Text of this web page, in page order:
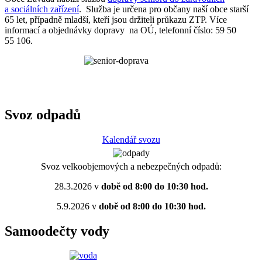
a sociálních zařízení. Služba je určena pro občany naší obce starší
65 let, případně mladší, kteří jsou držiteli průkazu ZTP. Více
informací a objednávky dopravy na OÚ, telefonní číslo: 59 50
55 106.
Svoz odpadů
Kalendář svozu
Svoz velkoobjemových a nebezpečných odpadů:
28.3.2026 vdobě od 8:00 do 10:30 hod.
5.9.2026 vdobě od 8:00 do 10:30 hod.
Samoodečty vody